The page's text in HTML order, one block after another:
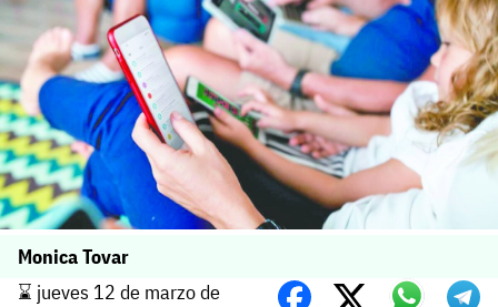
Monica Tovar
⌛️ jueves 12 de marzo de